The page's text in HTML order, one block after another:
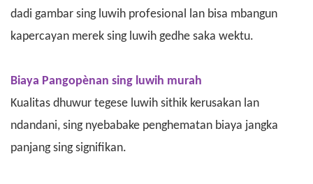
dadi gambar sing luwih profesional lan bisa mbangun
kapercayan merek sing luwih gedhe saka wektu.
Biaya Pangopènan sing luwih murah
Kualitas dhuwur tegese luwih sithik kerusakan lan
ndandani, sing nyebabake penghematan biaya jangka
panjang sing signifikan.